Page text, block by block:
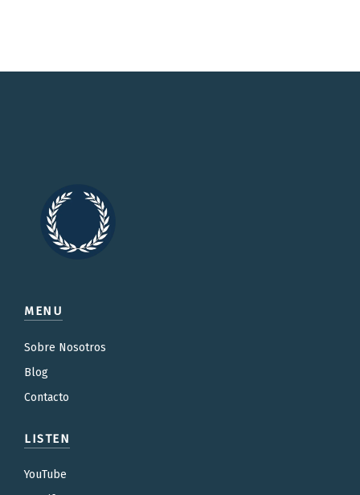
MENU
Sobre Nosotros
Blog
Contacto
LISTEN
YouTube